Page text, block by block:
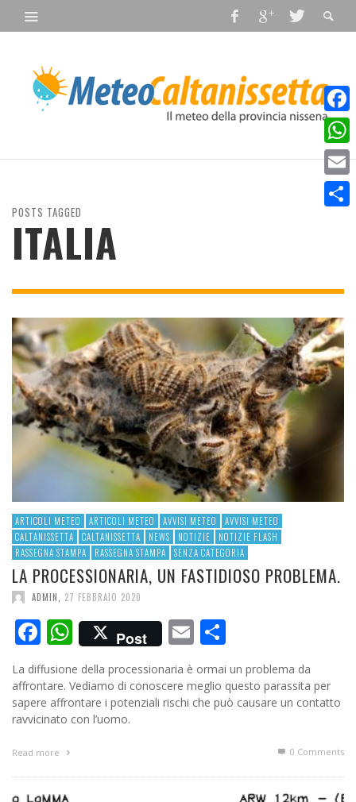
POSTS TAGGED
ITALIA
ARTICOLI METEO ARTICOLI METEO AVVISI METEO
AVVISI METEO
CALTANISSETTA
CALTANISSETTA NEWS NOTIZIE
NOTIZIE FLASH
RASSEGNA STAMPA
RASSEGNA STAMPA SENZA CATEGORIA
LA PROCESSIONARIA, UN FASTIDIOSO PROBLEMA.
ADMIN 27 FEBBRAIO 2020
Facebook
WhatsApp
Post Email
La diffusione della processionaria è ormai un problema da
affrontare. Vediamo di conoscere meglio questo parassita per
sapere affrontare i potenziali rischi che può causare un contatto
ravvicinato con l’uomo.
Read more 0 Comments
Email